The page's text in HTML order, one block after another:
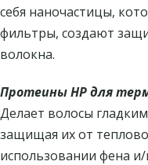
себя наночастицы,
фильтры, создают
волокна.
Протеины HP для
Делает волосы
защищая их от
использовании фена